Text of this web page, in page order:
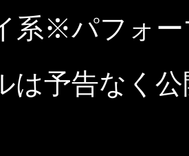
系※パフォ
は予告なく